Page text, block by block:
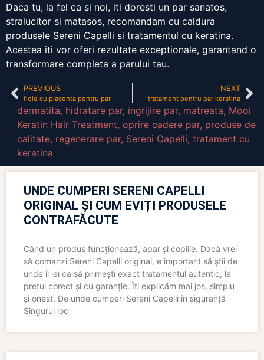
Daca tu, la fel ca si noi, iti doresti un par sanatos,
stralucitor si matasos, recomandam cu caldura
produsele Sereni Capelli si tratamentul cu keratina.
Acestea iti vor oferi rezultate exceptionale, garantand o
transformare completa a parului tau.
PREVIOUS
fiole cu placenta pentru par
NEXT
tratament pentru par keratina
dermatita, hidratare par, ingrijire par, matreata, Mooi
Keratin Hair Treatment, oprire cadere par, produse de
calitate, regenerare par, Sereni Capelli, tratament cu
keratina
UNDE CUMPERI SERENI CAPELLI
ORIGINAL ȘI CUM EVIȚI PRODUSELE
CONTRAFĂCUTE
Când un produs funcționează, apar și copiile. Dacă vrei
să comanzi Sereni Capelli original, e important să știi de
unde îl iei ca să primești exact tratamentul autentic, la
prețul corect și cu garanție. Îți explicăm mai jos, simplu
și onest. De unde cumperi Sereni Capelli în siguranță
Singurul loc